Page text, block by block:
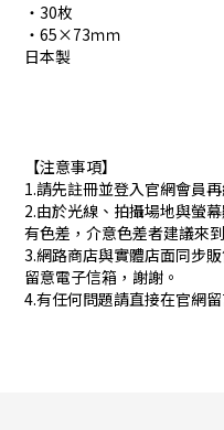
・30枚
・65×73ｍｍ
日本製
【注意事項】
1.請先註冊並登入官網會員再
2.由於光線、拍攝場地與螢
有色差，介意色差者建議來
3.網路商店與實體店面同步
留意電子信箱，謝謝。
4.有任何問題請直接在官網